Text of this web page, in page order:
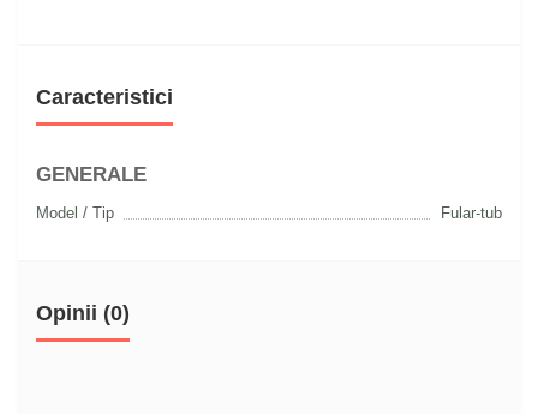
Caracteristici
GENERALE
Model / Tip Fular-tub
Opinii (0)